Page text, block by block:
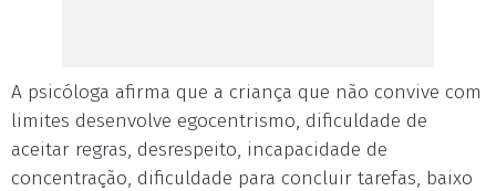
A psicóloga afirma que a criança que não convive com
limites desenvolve egocentrismo, dificuldade de
aceitar regras, desrespeito, incapacidade de
concentração, dificuldade para concluir tarefas, baixo